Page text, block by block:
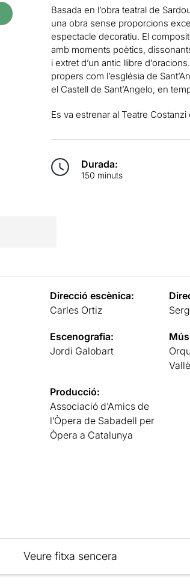
Basada en l’obra teatral de
una obra sense proporcions
espectacle decoratiu. El
amb moments poètics,
i extret d’un antic llibre
propers com l’església de
el Castell de Sant’Angelo, en
Es va estrenar al Teatre
Durada:
150 minuts
Direcció escènica:
Carles Ortiz
Escenografia:
Jordi Galobart
Producció:
Associació d’Amics de
l’Òpera de Sabadell per
Òpera a Catalunya
Veure fitxa sencera